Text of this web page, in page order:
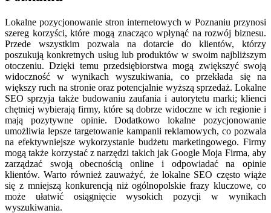
Lokalne pozycjonowanie stron internetowych w Poznaniu przynosi
szereg korzyści, które mogą znacząco wpłynąć na rozwój biznesu.
Przede wszystkim pozwala na dotarcie do klientów, którzy
poszukują konkretnych usług lub produktów w swoim najbliższym
otoczeniu. Dzięki temu przedsiębiorstwa mogą zwiększyć swoją
widoczność w wynikach wyszukiwania, co przekłada się na
większy ruch na stronie oraz potencjalnie wyższą sprzedaż. Lokalne
SEO sprzyja także budowaniu zaufania i autorytetu marki; klienci
chętniej wybierają firmy, które są dobrze widoczne w ich regionie i
mają pozytywne opinie. Dodatkowo lokalne pozycjonowanie
umożliwia lepsze targetowanie kampanii reklamowych, co pozwala
na efektywniejsze wykorzystanie budżetu marketingowego. Firmy
mogą także korzystać z narzędzi takich jak Google Moja Firma, aby
zarządzać swoją obecnością online i odpowiadać na opinie
klientów. Warto również zauważyć, że lokalne SEO często wiąże
się z mniejszą konkurencją niż ogólnopolskie frazy kluczowe, co
może ułatwić osiągnięcie wysokich pozycji w wynikach
wyszukiwania.